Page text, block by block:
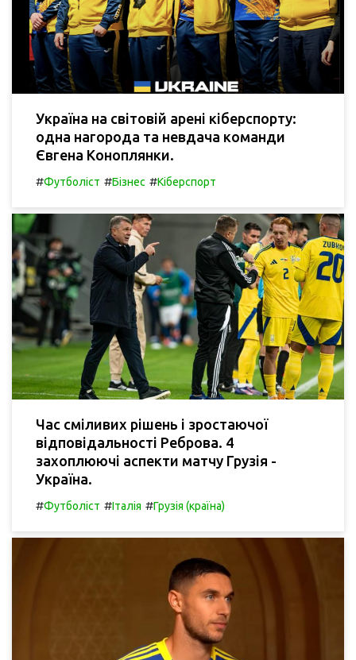
Україна на світовій арені кіберспорту:
одна нагорода та невдача команди
Євгена Коноплянки.
#Футболіст #Бізнес #Кіберспорт
Час сміливих рішень і зростаючої
відповідальності Реброва. 4
захоплюючі аспекти матчу Грузія -
Україна.
#Футболіст #Італія #Грузія (країна)